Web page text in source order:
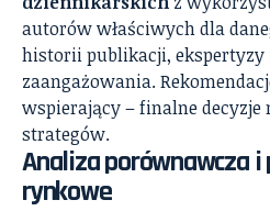
autorów właściwych dla
historii publikacji,
zaangażowania.
wspierający – finalne
strategów.
Analiza porównawcza
rynkowe